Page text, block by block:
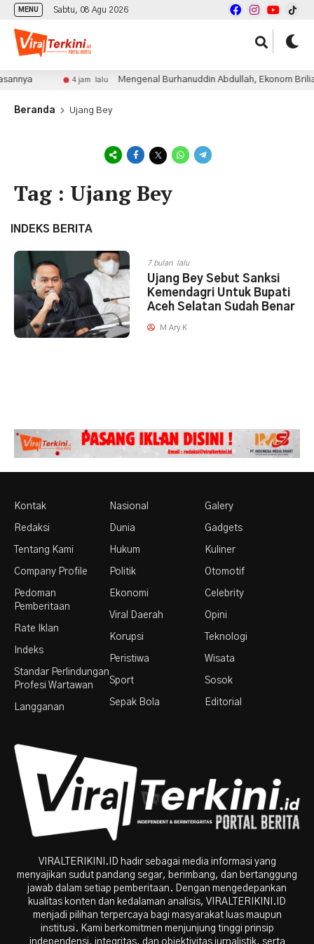
MENU Sabtu, 08 Agu 2026
4 jam lalu Mengenal Burhanuddin Abdullah, Ekonom
Beranda Ujang Bey
Tag : Ujang Bey
INDEKS BERITA
7 bulan lalu
Ujang Bey Sebut Sanksi
Kemendagri Untuk Bupati
Aceh Selatan Sudah Benar
M Ary K
Kontak
Redaksi
Tentang Kami
Company Profile
Pedoman
Pemberitaan
Rate Iklan
Indeks
Standar Perlindungan
Profesi Wartawan
Langganan
Nasional
Dunia
Hukum
Politik
Ekonomi
Viral Daerah
Korupsi
Peristiwa
Sport
Sepak Bola
Galery
Gadgets
Kuliner
Otomotif
Celebrity
Opini
Teknologi
Wisata
Sosok
Editorial
VIRALTERIKINI.ID hadir sebagai media informasi yang
menyajikan sudut pandang segar, berimbang, dan bertanggung
jawab dalam setiap pemberitaan. Dengan mengedepankan
kualitas konten dan kedalaman analisis, VIRALTERIKINI.ID
menjadi pilihan terpercaya bagi masyarakat luas maupun
institusi. Kami berkomitmen menjunjung tinggi prinsip
independensi, integritas, dan objektivitas jurnalistik, serta